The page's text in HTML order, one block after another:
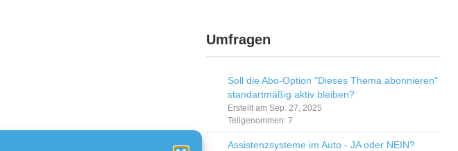
Umfragen
Soll die Abo-Option "Dieses Thema abonnieren"
standartmäßig aktiv bleiben?
Erstellt am Sep. 27, 2025
Teilgenommen: 7
Assistenzsysteme im Auto - JA oder NEIN?